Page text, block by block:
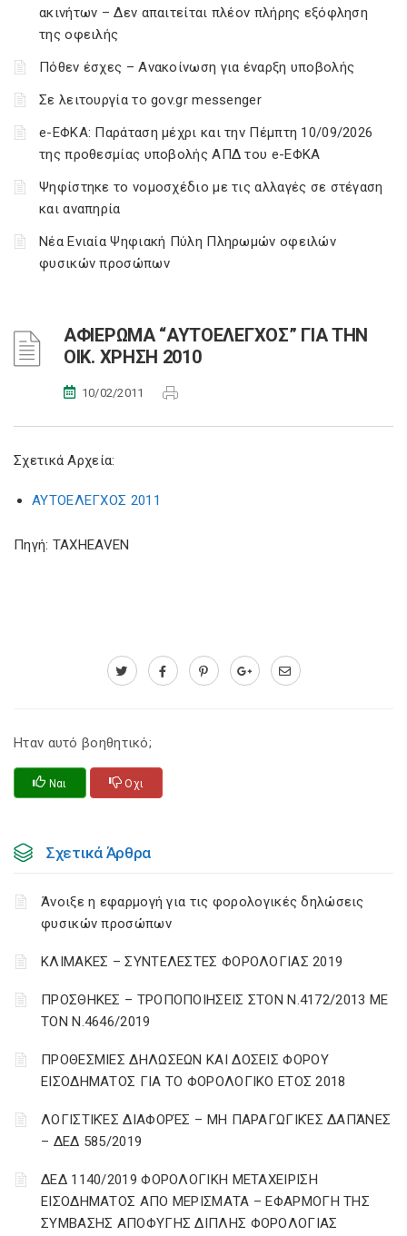
ακινήτων – Δεν απαιτείται πλέον πλήρης εξόφληση
της οφειλής
Πόθεν έσχες – Ανακοίνωση για έναρξη υποβολής
Σε λειτουργία το gov.gr messenger
e-ΕΦΚΑ: Παράταση μέχρι και την Πέμπτη 10/09/2026
της προθεσμίας υποβολής ΑΠΔ του e-ΕΦΚΑ
Ψηφίστηκε το νομοσχέδιο με τις αλλαγές σε στέγαση
και αναπηρία
Νέα Ενιαία Ψηφιακή Πύλη Πληρωμών οφειλών
φυσικών προσώπων
ΑΦΙΕΡΩΜΑ “ΑΥΤΟΕΛΕΓΧΟΣ” ΓΙΑ ΤΗΝ
ΟΙΚ. ΧΡΗΣΗ 2010
10/02/2011
Σχετικά Αρχεία:
ΑΥΤΟΕΛΕΓΧΟΣ 2011
Πηγή: TAXHEAVEN
Ηταν αυτό βοηθητικό;
Ναι Οχι
Σχετικά Άρθρα
Άνοιξε η εφαρμογή για τις φορολογικές δηλώσεις
φυσικών προσώπων
ΚΛΙΜΑΚΕΣ – ΣΥΝΤΕΛΕΣΤΕΣ ΦΟΡΟΛΟΓΙΑΣ 2019
ΠΡΟΣΘΗΚΕΣ – ΤΡΟΠΟΠΟΙΗΣΕΙΣ ΣΤΟΝ Ν.4172/2013 ΜΕ
ΤΟΝ Ν.4646/2019
ΠΡΟΘΕΣΜΙΕΣ ΔΗΛΩΣΕΩΝ ΚΑΙ ΔΟΣΕΙΣ ΦΟΡΟΥ
ΕΙΣΟΔΗΜΑΤΟΣ ΓΙΑ ΤΟ ΦΟΡΟΛΟΓΙΚΟ ΕΤΟΣ 2018
ΛΟΓΙΣΤΙΚΈΣ ΔΙΑΦΟΡΈΣ – ΜΗ ΠΑΡΑΓΩΓΙΚΈΣ ΔΑΠΆΝΕΣ
– ΔΕΔ 585/2019
ΔΕΔ 1140/2019 ΦΟΡΟΛΟΓΙΚΗ ΜΕΤΑΧΕΙΡΙΣΗ
ΕΙΣΟΔΗΜΑΤΟΣ ΑΠΟ ΜΕΡΙΣΜΑΤΑ – ΕΦΑΡΜΟΓΗ ΤΗΣ
ΣΥΜΒΑΣΗΣ ΑΠΟΦΥΓΗΣ ΔΙΠΛΗΣ ΦΟΡΟΛΟΓΙΑΣ